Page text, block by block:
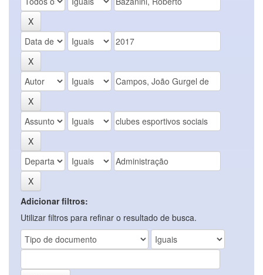
Adicionar filtros:
Utilizar filtros para refinar o resultado de busca.